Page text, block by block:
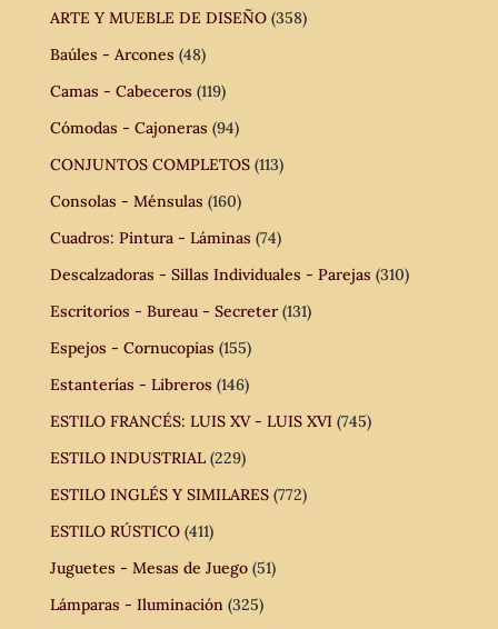
ARTE Y MUEBLE DE DISEÑO (358)
Baúles - Arcones (48)
Camas - Cabeceros (119)
Cómodas - Cajoneras (94)
CONJUNTOS COMPLETOS (113)
Consolas - Ménsulas (160)
Cuadros: Pintura - Láminas (74)
Descalzadoras - Sillas Individuales - Parejas (310)
Escritorios - Bureau - Secreter (131)
Espejos - Cornucopias (155)
Estanterías - Libreros (146)
ESTILO FRANCÉS: LUIS XV - LUIS XVI (745)
ESTILO INDUSTRIAL (229)
ESTILO INGLÉS Y SIMILARES (772)
ESTILO RÚSTICO (411)
Juguetes - Mesas de Juego (51)
Lámparas - Iluminación (325)